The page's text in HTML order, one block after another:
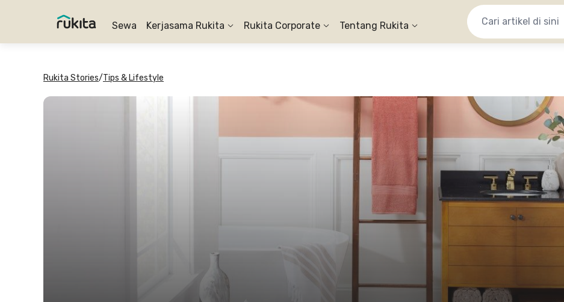
Sewa Kerjasama Rukita Rukita Corporate Tentang Rukita
Rukita Stories/Tips & Lifestyle